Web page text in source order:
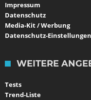
Impressum
Datenschutz
Media-Kit / Werbung
Datenschutz-Einstellungen
WEITERE
Tests
Trend-Liste